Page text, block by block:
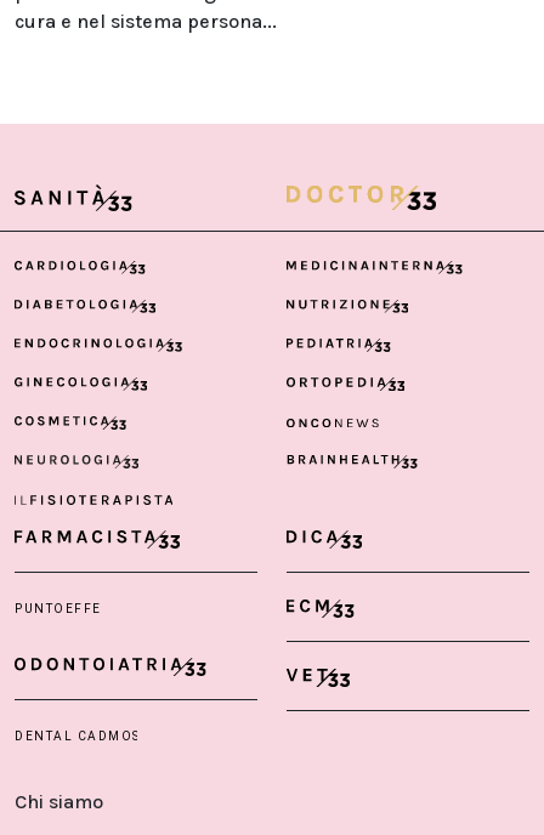
cura e nel sistema persona...
Chi siamo